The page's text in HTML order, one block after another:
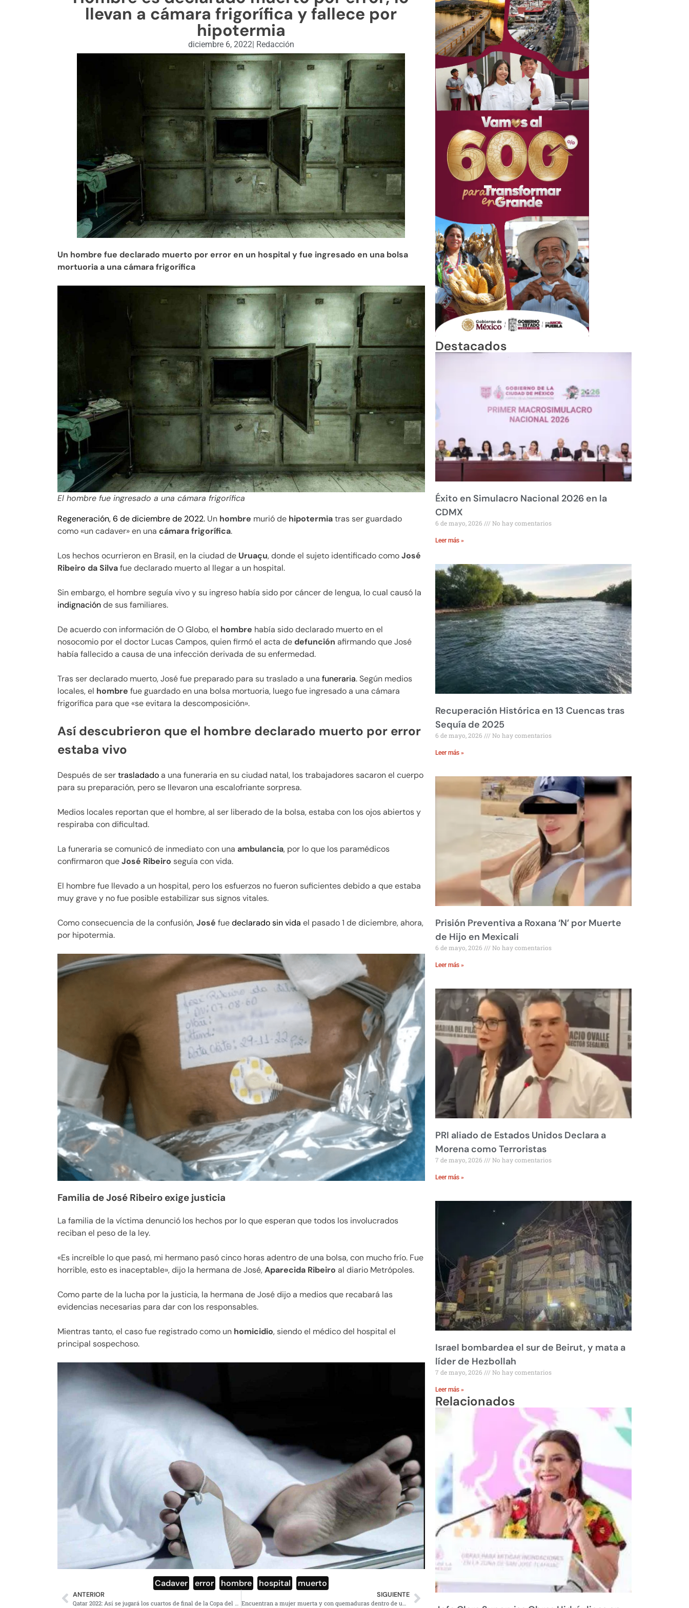
llevan a cámara frigorífica y fallece por
hipotermia
diciembre 6, 2022| Redacción
Un hombre fue declarado muerto por error en un hospital y fue ingresado en una bolsa
mortuoria a una cámara frigorífica
El hombre fue ingresado a una cámara frigorífica
Regeneración, 6 de diciembre de 2022. Un hombre murió de hipotermiatras ser guardado
como «un cadaver» en una cámara frigorífica.
Los hechos ocurrieron en Brasil, en la ciudad de Uruaçu, donde el sujeto identificado comoJosé
Ribeiro da Silvafue declarado muerto al llegar a un hospital.
Sin embargo, el hombre seguía vivo y su ingreso había sido por cáncer de lengua, lo cual causó la
indignaciónde sus familiares.
De acuerdo con información de O Globo, el hombre había sido declarado muerto en el
nosocomio por el doctor Lucas Campos, quien firmó el acta dedefunción afirmando que José
había fallecido a causa de una infección derivada de su enfermedad.
Tras ser declarado muerto, José fue preparado para su traslado a una funeraria. Según medios
locales, el hombre fue guardado en una bolsa mortuoria, luego fue ingresado a una cámara
frigorífica para que «se evitara la descomposición».
Así descubrieron que el hombre declarado muerto por error
estaba vivo
Después de sertrasladadoa una funeraria en su ciudad natal, los trabajadores sacaron el cuerpo
para su preparación, pero se llevaron una escalofriante sorpresa.
Medios locales reportan que el hombre, al ser liberado de la bolsa, estaba con los ojos abiertos y
respiraba con dificultad.
La funeraria se comunicó de inmediato con una ambulancia, por lo que los paramédicos
confirmaron queJosé Ribeiro seguía con vida.
El hombre fue llevado a un hospital, pero los esfuerzos no fueron suficientes debido a que estaba
muy grave y no fue posible estabilizar sus signos vitales.
Como consecuencia de la confusión,José fuedeclarado sin vida el pasado 1 de diciembre, ahora,
por hipotermia.
Familia de José Ribeiro exige justicia
La familia de la víctima denunció los hechos por lo que esperan que todos los involucrados
reciban el peso de la ley.
«Es increíble lo que pasó, mi hermano pasó cinco horas adentro de una bolsa, con mucho frío. Fue
horrible, esto es inaceptable», dijo la hermana de José,Aparecida Ribeiro al diario Metrópoles.
Como parte de la lucha por la justicia, la hermana de José dijo a medios que recabará las
evidencias necesarias para dar con los responsables.
Mientras tanto, el caso fue registrado como un homicidio, siendo el médico del hospital el
principal sospechoso.
Cadaver error hombre hospital muerto
ANTERIOR SIGUIENTE
Destacados
Éxito en Simulacro Nacional 2026 en la
CDMX
6 de mayo, 2026 No hay comentarios
Leer más »
Recuperación Histórica en 13 Cuencas tras
Sequía de 2025
6 de mayo, 2026 No hay comentarios
Leer más »
Prisión Preventiva a Roxana ‘N’ por Muerte
de Hijo en Mexicali
6 de mayo, 2026 No hay comentarios
Leer más »
PRI aliado de Estados Unidos Declara a
Morena como Terroristas
7 de mayo, 2026 No hay comentarios
Leer más »
Israel bombardea el sur de Beirut, y mata a
líder de Hezbollah
7 de mayo, 2026 No hay comentarios
Leer más »
Relacionados